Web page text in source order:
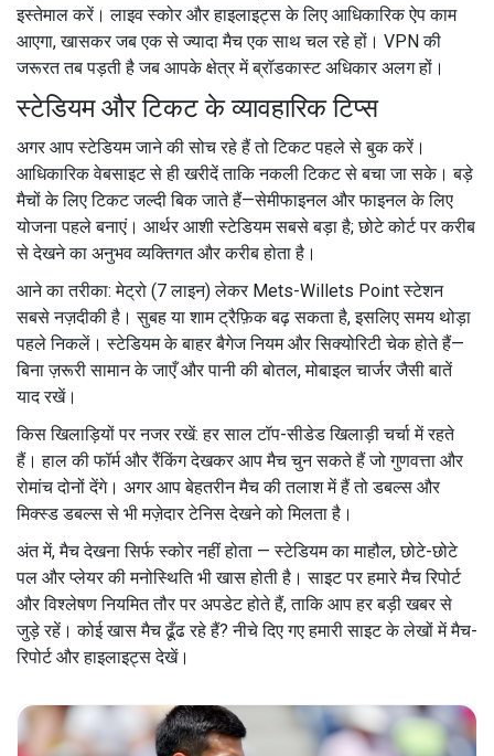
इस्तेमाल करें। लाइव स्कोर और हाइलाइट्स के लिए आधिकारिक ऐप काम
आएगा, खासकर जब एक से ज्यादा मैच एक साथ चल रहे हों। VPN की
जरूरत तब पड़ती है जब आपके क्षेत्र में ब्रॉडकास्ट अधिकार अलग हों।
स्टेडियम और टिकट के व्यावहारिक टिप्स
अगर आप स्टेडियम जाने की सोच रहे हैं तो टिकट पहले से बुक करें।
आधिकारिक वेबसाइट से ही खरीदें ताकि नकली टिकट से बचा जा सके। बड़े
मैचों के लिए टिकट जल्दी बिक जाते हैं—सेमीफाइनल और फाइनल के लिए
योजना पहले बनाएं। आर्थर आशी स्टेडियम सबसे बड़ा है; छोटे कोर्ट पर करीब
से देखने का अनुभव व्यक्तिगत और करीब होता है।
आने का तरीका: मेट्रो (7 लाइन) लेकर Mets-Willets Point स्टेशन
सबसे नज़दीकी है। सुबह या शाम ट्रैफ़िक बढ़ सकता है, इसलिए समय थोड़ा
पहले निकलें। स्टेडियम के बाहर बैगेज नियम और सिक्योरिटी चेक होते हैं—
बिना ज़रूरी सामान के जाएँ और पानी की बोतल, मोबाइल चार्जर जैसी बातें
याद रखें।
किस खिलाड़ियों पर नजर रखें: हर साल टॉप-सीडेड खिलाड़ी चर्चा में रहते
हैं। हाल की फॉर्म और रैंकिंग देखकर आप मैच चुन सकते हैं जो गुणवत्ता और
रोमांच दोनों देंगे। अगर आप बेहतरीन मैच की तलाश में हैं तो डबल्स और
मिक्स्ड डबल्स से भी मज़ेदार टेनिस देखने को मिलता है।
अंत में, मैच देखना सिर्फ स्कोर नहीं होता — स्टेडियम का माहौल, छोटे-छोटे
पल और प्लेयर की मनोस्थिति भी खास होती है। साइट पर हमारे मैच रिपोर्ट
और विश्लेषण नियमित तौर पर अपडेट होते हैं, ताकि आप हर बड़ी खबर से
जुड़े रहें। कोई खास मैच ढूँढ रहे हैं? नीचे दिए गए हमारी साइट के लेखों में मैच-
रिपोर्ट और हाइलाइट्स देखें।